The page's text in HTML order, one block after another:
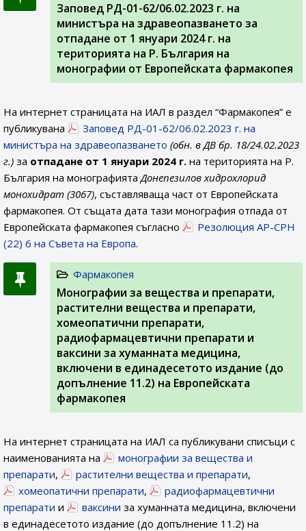
Заповед РД-01-62/06.02.2023 г. на
министъра на здравеопазването за
отпадане от 1 януари 2024 г. на
територията на Р. България на
монографии от Европейската фармакопея
На интернет страницата на ИАЛ в раздел “Фармакопея” е
публикувана
Заповед РД-01-62/06.02.2023 г. на
министъра на здравеопазването (обн. в ДВ бр. 18/24.02.2023
г.) за отпадане от 1 януари 2024 г. на територията на Р.
България на монографиятаДонепезилов хидрохлорид
монохидрат (3067), съставляваща част от Европейската
фармакопея. От същата дата тази монография отпада от
Европейската фармакопея съгласно
Резолюция AP-CPH
(22) 6 на Съвета на Европа.
Фармакопея
Монографии за вещества и препарати,
растителни вещества и препарати,
хомеопатични препарати,
радиофармацевтични препарати и
ваксини за хуманната медицина,
включени в единадесетото издание (до
допълнение 11.2) на Европейската
фармакопея
На интернет страницата на ИАЛ са публикувани списъци с
наименованията на
монографии за вещества и
препарати, растителни вещества и препарати,
хомеопатични препарати,
радиофармацевтични
препарати и ваксини за хуманната медицина, включени
в единадесетото издание (до допълнение 11.2) на